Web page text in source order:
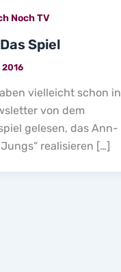
Noch TV
Spiel
vielleicht schon in
von dem
gelesen, das Ann-
realisieren […]